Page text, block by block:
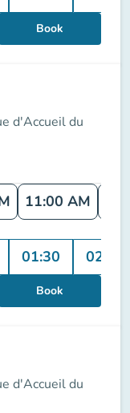
Book
d'Accueil du
11:00 AM
01:30 02:00
Book
d'Accueil du